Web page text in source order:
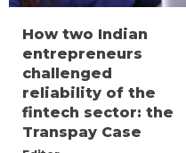
How two Indian
entrepreneurs
challenged
reliability of the
fintech sector: the
Transpay Case